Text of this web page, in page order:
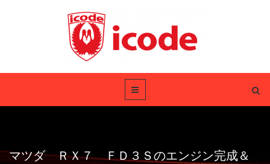
マツダ ＲＸ７ ＦＤ３Ｓのエンジン完成＆